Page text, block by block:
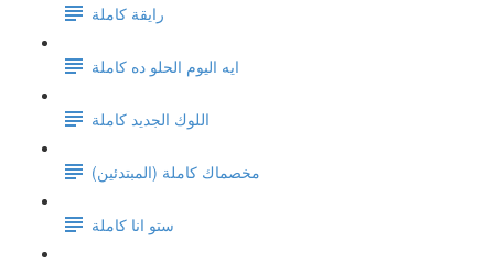
رايقة كاملة
ايه اليوم الحلو ده كاملة
اللوك الجديد كاملة
(مخصماك كاملة (المبتدئين
ستو انا كاملة